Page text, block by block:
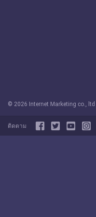
© 2026 Internet Marketing co., ltd
ติดตาม